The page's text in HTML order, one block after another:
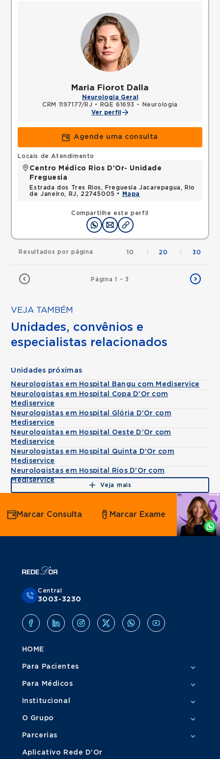
Maria Fiorot Dalla
Neurologia Geral
CRM 1197177/RJ •
RQE 61693 - Neurologia
Ver perfil
Agende uma consulta
Compartilhe este perfil
Locais de Atendimento
Centro Médico Rios D'Or- Unidade
Freguesia
Estrada dos Tres Rios, Freguesia Jacarepagua, Rio
de Janeiro, RJ, 22745005 •
Mapa
Página 1 - 3
Resultados por página 10 20 30
VEJA TAMBÉM
Unidades, convênios e
especialistas relacionados
Unidades próximas
Neurologistas em Hospital Bangu com Mediservice
Neurologistas em Hospital Copa D'Or com
Mediservice
Neurologistas em Hospital Glória D'Or com
Mediservice
Neurologistas em Hospital Oeste D'Or com
Mediservice
Neurologistas em Hospital Quinta D'Or com
Mediservice
Neurologistas em Hospital Rios D'Or com
Mediservice
Veja mais
Agende
por
Whatsapp
Marcar Consulta Marcar Exame
Central
3003-3230
HOME
Para Pacientes
Para Médicos
Institucional
O Grupo
Parcerias
Aplicativo Rede D'Or